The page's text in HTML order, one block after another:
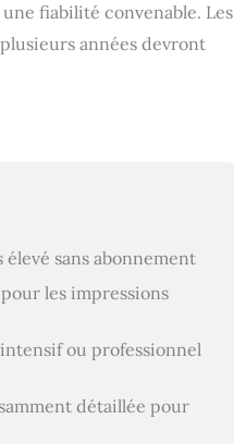
fiabilité convenable. Les
années devront
élevé sans abonnement
les impressions
intensif ou professionnel
détaillée pour